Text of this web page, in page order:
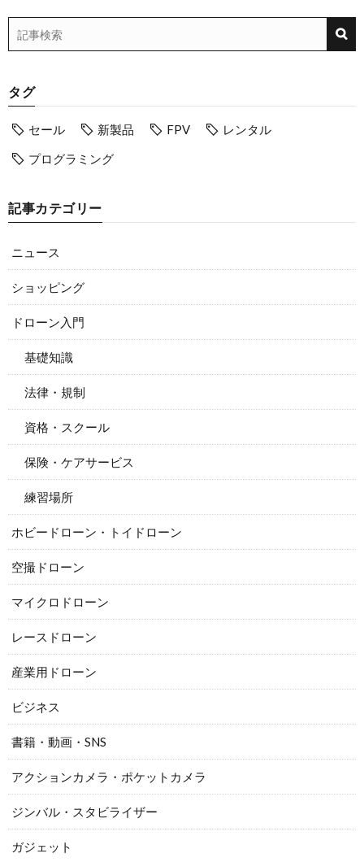
タグ
セール 新製品 FPV
レンタル
プログラミング
記事カテゴリー
ニュース
ショッピング
ドローン入門
基礎知識
法律・規制
資格・スクール
保険・ケアサービス
練習場所
ホビードローン・トイドローン
空撮ドローン
マイクロドローン
レースドローン
産業用ドローン
ビジネス
書籍・動画・SNS
アクションカメラ・ポケットカメラ
ジンバル・スタビライザー
ガジェット